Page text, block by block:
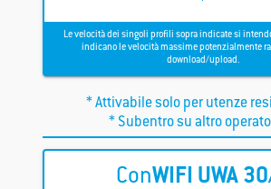
Le velocità dei singoli profili sopra indicate si
indicano le velocità massime potenzialmente
download/upload.
* Attivabile solo per utenze
* Subentro su altro
ConWIFI UWA